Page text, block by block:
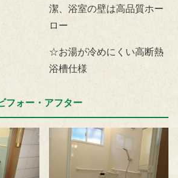
潔、浴室の壁は高品質ホー
ロー
☆お湯が冷めにくい高断熱
浴槽仕様
ォー・アフター